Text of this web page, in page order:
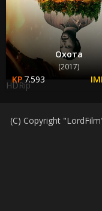
Охота
(2017)
7.593
HDRip
(C) Copyright